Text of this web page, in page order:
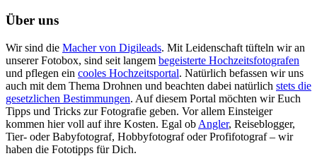
Über uns
Wir sind die Macher von Digileads. Mit Leidenschaft tüfteln wir an
unserer Fotobox, sind seit langem begeisterte Hochzeitsfotografen
und pflegen ein cooles Hochzeitsportal. Natürlich befassen wir uns
auch mit dem Thema Drohnen und beachten dabei natürlich stets die
gesetzlichen Bestimmungen. Auf diesem Portal möchten wir Euch
Tipps und Tricks zur Fotografie geben. Vor allem Einsteiger
kommen hier voll auf ihre Kosten. Egal ob Angler, Reiseblogger,
Tier- oder Babyfotograf, Hobbyfotograf oder Profifotograf – wir
haben die Fototipps für Dich.